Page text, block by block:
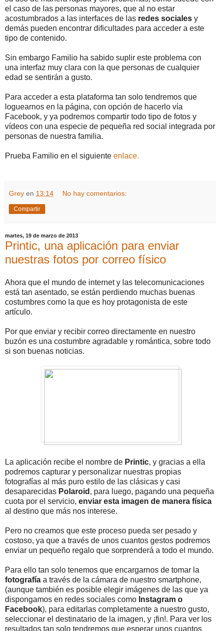
el caso de las personas mayores, que al no estar
acostumbrados a las interfaces de las redes sociales y
demás pueden encontrar dificultades para acceder a este
tipo de contenido.
Sin embargo Familio ha sabido suplir este problema con
una interfaz muy clara con la que personas de cualquier
edad se sentirán a gusto.
Para acceder a esta plataforma tan solo tendremos que
loguearnos en la página, con opción de hacerlo vía
Facebook, y ya podremos compartir todo tipo de fotos y
vídeos con una especie de pequeña red social integrada por
personas de nuestra familia.
Prueba Familio en el siguiente enlace.
Grey en 13:14 No hay comentarios:
Compartir
martes, 19 de marzo de 2013
Printic, una aplicación para enviar
nuestras fotos por correo físico
Ahora que el mundo de internet y las telecomunicaciones
está tan asentado, se están perdiendo muchas buenas
costumbres como la que es hoy protagonista de este
artículo.
Por que enviar y recibir correo directamente en nuestro
buzón es una costumbre agradable y romántica, sobre todo
si son buenas noticias.
La aplicación recibe el nombre de Printic, y gracias a ella
podremos capturar y personalizar nuestras propias
fotografías al más puro estilo de las clásicas y casi
desaparecidas Polaroid , para luego, pagando una pequeña
cuota por el servicio, enviar esta imagen de manera física
al destino que más nos interese.
Pero no creamos que este proceso pueda ser pesado y
costoso, ya que a través de unos cuantos gestos podremos
enviar un pequeño regalo que sorprenderá a todo el mundo.
Para ello tan solo tenemos que encargarnos de tomar la
fotografía a través de la cámara de nuestro smartphone,
(aunque también es posible elegir imágenes de las que ya
dispongamos en redes sociales como Instagram o
Facebook), para editarlas completamente a nuestro gusto,
seleccionar el destinatario de la imagen, y ¡fin!. Para ver los
resultados tan solo tendremos que esperar unos cuantos